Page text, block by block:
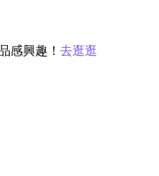
感興趣！ 去逛逛